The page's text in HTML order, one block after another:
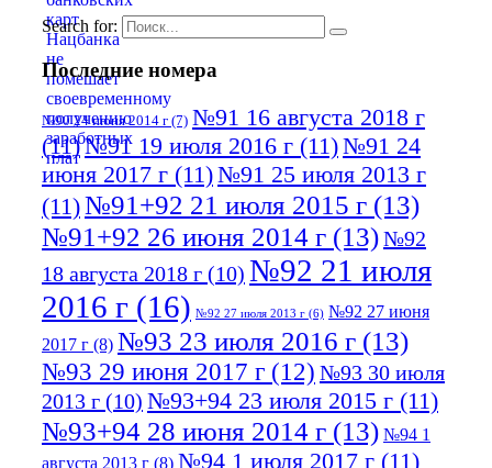
Search for:
Последние номера
№90 24 июня 2014 г (7) №91 16 августа 2018 г
(11)№91 19 июля 2016 г (11)№91 24
июня 2017 г (11)№91 25 июля 2013 г
(11)№91+92 21 июля 2015 г (13)
№91+92 26 июня 2014 г (13)№92
18 августа 2018 г (10) №92 21 июля
2016 г (16) №92 27 июля 2013 г (6) №92 27 июня
2017 г (8) №93 23 июля 2016 г (13)
№93 29 июня 2017 г (12) №93 30 июля
2013 г (10) №93+94 23 июля 2015 г (11)
№93+94 28 июня 2014 г (13) №94 1
августа 2013 г (8) №94 1 июля 2017 г (11)